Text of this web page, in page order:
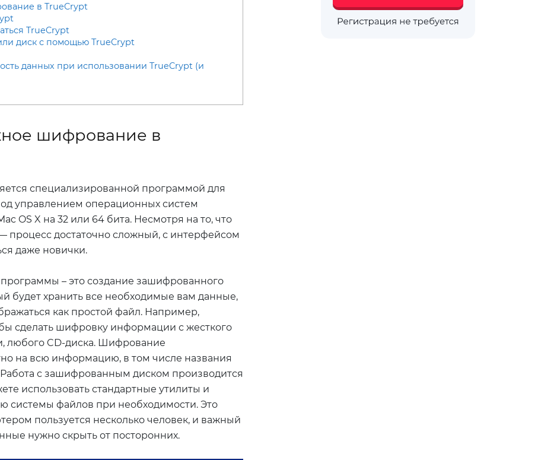
в TrueCrypt
TrueCrypt
диск с помощью TrueCrypt
данных при использовании TrueCrypt (и
шифрование в
специализированной программой для
управлением операционных систем
OS X на 32 или 64 бита. Несмотря на то, что
достаточно сложный, с интерфейсом
даже новички.
– это создание зашифрованного
будет хранить все необходимые вам данные,
как простой файл. Например,
сделать шифровку информации с жесткого
любого CD-диска. Шифрование
на всю информацию, в том числе названия
с зашифрованным диском производится
использовать стандартные утилиты и
системы файлов при необходимости. Это
пользуется несколько человек, и важный
нужно скрыть от посторонних.